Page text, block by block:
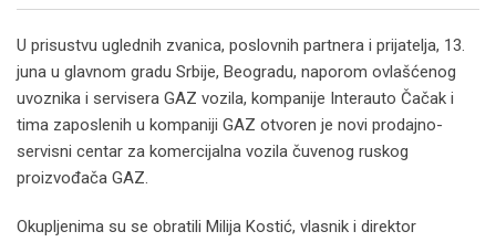
U prisustvu uglednih zvanica, poslovnih partnera i prijatelja, 13.
juna u glavnom gradu Srbije, Beogradu, naporom ovlašćenog
uvoznika i servisera GAZ vozila, kompanije Interauto Čačak i
tima zaposlenih u kompaniji GAZ otvoren je novi prodajno-
servisni centar za komercijalna vozila čuvenog ruskog
proizvođača GAZ.
Okupljenima su se obratili Milija Kostić, vlasnik i direktor